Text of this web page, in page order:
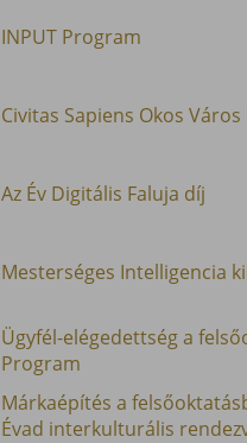
INPUT Program
Civitas Sapiens Okos
Az Év Digitális Faluja díj
Mesterséges Intelligencia
Ügyfél-elégedettség a
Program
Márkaépítés a
Évad interkulturális